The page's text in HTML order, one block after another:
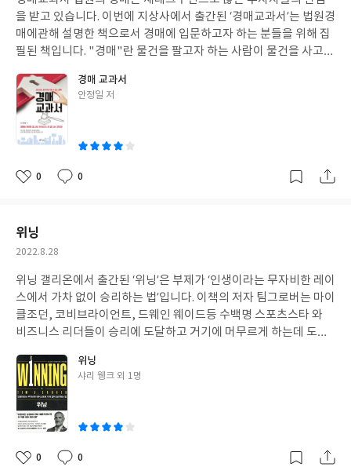
한다는 명분으로 지속되었다는 점을 고려하면 모든 사람이 양주가
말한 것처럼 자신의 안위만 중시한다면 전쟁터에 나갈일 도 없을 것
입니다. 그러면 전쟁도 일어나지 않을 까 하는 생각을 해보았습니다.
전쟁중에 태어나 전쟁이 끝나는 것을 보지 못하고 죽기를 몇대가 지
나야 500여년이란 세월이 흐를까요? 당시의 사람들은 끝없는 전쟁
을 끝내기 위해 모든 지혜를 집중하였습니다. 이렇게 생각해보면 양
주의 개인주의가 비난받을 사상은 아니라는 생각을 해보 았습니다.
이책은 국가의 흥망과 사상의 흐름을 연결지어 읽어 볼 수있는 색다
른 즐거움을 제공합니다.
니스트를 비판하기 위해 등장한 용어입니다. 아르테에서 출간된 ‘여
성, 인종, 계급’은 상호교차성과 관련된 내용을 글로 서술한 초기 저
작중 하나입니다. 기존 페미니즘은 ‘백인 중산층 이성애자 고학력 비
주의에 대항해서 권리를 신장하여야 할 여성은 앞에서 말한 여성입
니다. 보호받아야 할 여성을 정의함에 있어서 백인라는 인종, 중산
층이라는 계급, 그리고 그 속에서도 이를 더욱 세분화하여 이성애
자, 고학력, 비장애인 젊은 여성이라고 정의한 것은 이 정의에 포함
되지 않은 여성에 대한 가혹한 폭력이고, 따라서 이러한 차이를 규
정하는 것은 권력입니다. 그래서 이 책의 해제를 쓰신 정희진 교수님
은 이렇게 말 합니다. “페미니즘이 다루는 젠더는 여성과 남성 간의
종, 계급’이라는 책이 언제가는 필연적으로 저술 되어야 할 책이었
다는 것도 인식하게 됩니다. 이 책은 역사책입니다. 장소는 미국이
고, 대상은 흑인여성입니다. 미국 흑인여성에 대해 쓴 역사책입니
다. 이 책에서 초창기 흑인 여성들의 삶을 본다면, 우리가 생각없이
모든 여성을 구별없이 지칭하는 ‘여성’이라는 말이 이들에게는 또 다
른 폭력이었음을 알게 됩니다. 인간으로 대우 받지 못했던 그들의 비
참한 상황을 글을 통해 목도 하면서, 모든 여성의 차이를 두지 않고
단순히 ‘여성’이라고만 하면서 그들의 권리 신장을 외치는 것이 모든
여성을 위한 것이 아니었음을 절실히 깨닫게 됩니다. 이 책을 읽고
블랙페미니즘의 주장처럼 흑인여성의 존재방식이 백인 여성의 존
재방식과 다르다는 것에 공감을 하게 됩니다.
을 받고 있습니다. 이번에 지상사에서 출간된 ‘경매교과서’는 법원경
매에관해 설명한 책으로서 경매에 입문하고자 하는 분들을 위해 집
필된 책입니다. "경매"란 물건을 팔고자 하는 사람이 물건을 사고자
으로 청약을 한 사람에게 물건을 매도하는 형태의 거래를 말합니다.
경매는 위와 같이 매도인이 물건을 매매할 목적으로 직접 실시하기
도 하지만, 채권자가 채무자에게 지급받지 못한 자신의 채권을 회수
할 목적으로 실시하기도 합니다. 채무자가 채무를 갚을 수 없는 경우
에 채권자가 이를 원인으로 법원에 경매를 신청하면 법원이 입찰을
통해 채무자의 물건을 매각한 후 그 매각대금으로 채권자의 채권을
제경매가 있습니다. 강제경매는 일반 채권자가 신청하는 경매로서
일반채권자는 법원에 경매를 신청하기 위해 강제집할 정당한 권원
이 있음을 증명하여야하는데, 일반채권자는 법원의 판결등(집행권
원)을 통해 이를 증명한 후 채무자의 재산에 대하여 경매를 신청할
수 있습니다. 임의경매는 담보물권의 실행으로 인한 경매로서 앞에
서 말한 일반채권자처럼 집행권원이 필요없이 바로 경매를 신청할
수 있습니다. 경매절차는 채권자가 경매를 신청하면 법원은 경매개
자인 최고가 매수인이 결정됩니다. 그리고 일주일후 매각허가결정
이 내력지고 또다시 7일후 매각이 확정됩니다. 매각이 확정되면 최
고가매수신고인은 매수인의 지위를 갖게 되고 이후 대금을 납부하
면 비로소 소유권을 취득하게 됩다. 최고가매수신고인이 대금을 납
부하면 매각물건의 현금화가 이루어 졌으므로 법원은 배당절차를
진행하고 매수인의 지위를 취득한 최고가매수신고인은 명도절차에
착수하게 됩니다. 대략적인 경매의 절차는 이렇습니다. 이 책 경매교
경매 교과서
글
안정일 저
좋
0
댓
0
작
위닝
작
일
2022.8.28
위닝 갤리온에서 출간된 ‘위닝’은 부제가 ‘인생이라는 무자비한 레이
스에서 가차 없이 승리하는 법’입니다. 이책의 저자 팀그로버는 마이
클조던, 코비브라이언트, 드웨인 웨이드등 수백명 스포츠스타 와
비즈니스 리더들이 승리에 도달하고 거기에 머무르게 하는데 도움
들이 자신들의 분야에서 승리함으로써 그는 최고의 멘탈트레이너
로 인정받고 세계 곳곳의 행사에 초청받고 있으며, 다양한 분야의
전문가들에게 컨설팅을 제공하면서 끈질긴 추진력, 성과를 거두기
위한 실행력, 강인한 정신력 등에 관한 원칙을 가르치고 있습니다.
그는 전쟁이 시작되는 곳도 끝나는 곳도 당신의 마음속이라고 하면
서 승리를 위해서 갖추어야 할 마음가짐을 강조합니다. 그는 자신이
위닝
글
샤리 웽크 외 1명
좋
0
댓
0
작